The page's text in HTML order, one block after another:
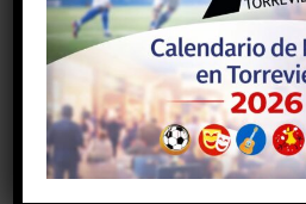
Facebook Twitter